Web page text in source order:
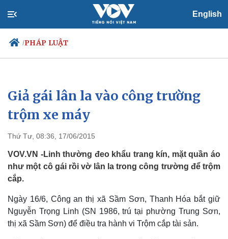
English
/PHÁP LUẬT
Chính trị
Đảng
Tổ chức nhân sự
Nhận diện sự thật
Xã hội
Việc làm
Biển đảo
Giả gái lân la vào công trường
trộm xe máy
Thứ Tư, 08:36, 17/06/2015
VOV.VN -Linh thường đeo khẩu trang kín, mặt quần áo
như một cô gái rồi vờ lân la trong công trường để trộm
cắp.
Ngày 16/6, Công an thị xã Sầm Sơn, Thanh Hóa bắt giữ
Nguyễn Trọng Linh (SN 1986, trú tại phường Trung Sơn,
thị xã Sầm Sơn) để điều tra hành vi Trộm cắp tài sản.